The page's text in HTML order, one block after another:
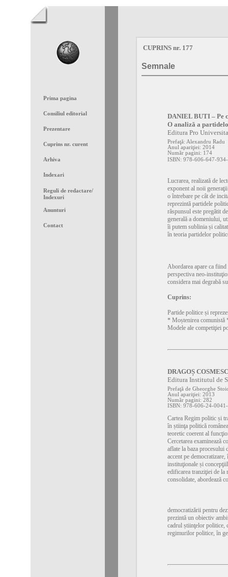
Prima pagina
Consiliul editorial
Prezentare
Cuprins nr. curent
Arhiva
Indexari
Reguli de redactare/
Indexuri
Anunturi
Contact
CUPRINS nr. 177
Semnale
DANIEL BUTI – Pe
O analiză a
Editura Pro
Prefaţă: Alexandru Radu
Anul apariţiei: 2014
Număr pagini: 174
ISBN: 978-606-647-
Lucrarea, realizată de
exponent al noii
o întrebare pe cât de
reprezintă partidele
răspunsul este pregătit
generală a domeniului,
îi putem sublinia și
în teoria partidelor
Abordarea apare ca
perspectiva neo-
considera mai degrabă
Cuprins:
Partide politice și
* Moștenirea comunistă
Modele ale competiţiei
DRAGOȘ
Editura Institutul de
Prefaţă de Gheorghe
Anul apariţiei: 2013
Număr pagini: 282
ISBN: 978-606-24-
Cartea Regim politic și
în știinţa politică
teoretic coerent al
Cercetarea examinează
aflate la baza procesului
accent pe
instituţionale și
edificarea tranziţiei de la
consolidate, abordează
democratizării pentru
prezintă un obiectiv
cadrul știinţelor politice,
regimurilor politice, în